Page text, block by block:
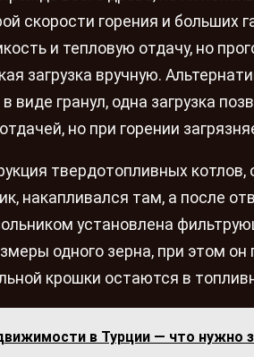
скорости горения и больших
и тепловую отдачу, но
загрузка вручную.
виде гранул, одна загрузка
но при горении
твердотопливных
накапливался там, а после
установлена
одного зерна, при этом
крошки остаются в
в Турции — что нужно